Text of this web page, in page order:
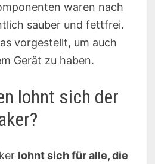
waren nach
sauber und fettfrei.
vorgestellt, um auch
Gerät zu haben.
lohnt sich der
lohnt sich für alle, die